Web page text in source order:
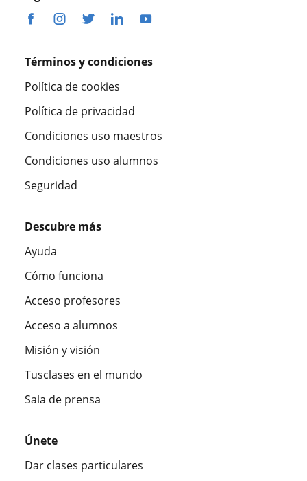
Términos y condiciones
Política de cookies
Política de privacidad
Condiciones uso maestros
Condiciones uso alumnos
Seguridad
Descubre más
Ayuda
Cómo funciona
Acceso profesores
Acceso a alumnos
Misión y visión
Tusclases en el mundo
Sala de prensa
Únete
Dar clases particulares